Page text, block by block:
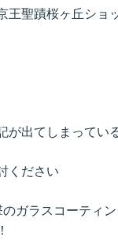
王聖蹟桜ヶ丘ショ
出てしまってい
ください
ガラスコーティ